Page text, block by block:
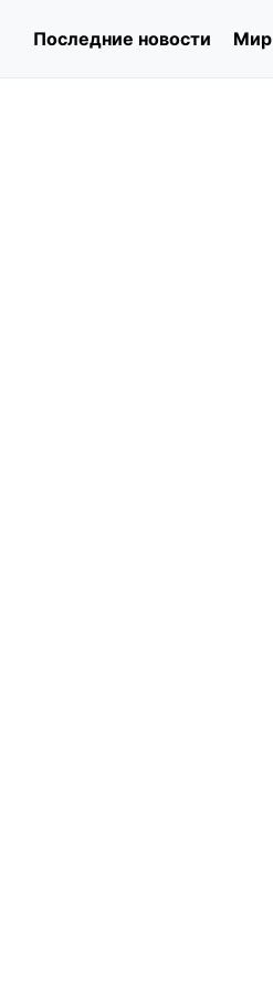
Последние новости Мир